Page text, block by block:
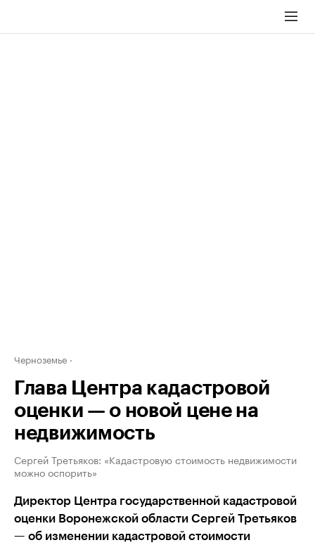
Черноземье
Глава Центра кадастровой
оценки — о новой цене на
недвижимость
Сергей Третьяков: «Кадастровую стоимость недвижимости
можно оспорить»
Директор Центра государственной кадастровой
оценки Воронежской области Сергей Третьяков
— об изменении кадастровой стоимости